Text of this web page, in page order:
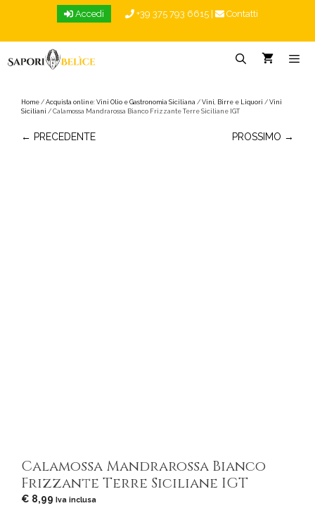
Accedi +39 375 793 6615 Contatti
Home / Acquista online: Vini Olio e Gastronomia Siciliana / Vini, Birre e Liquori / Vini
Siciliani / Calamossa Mandrarossa Bianco Frizzante Terre Siciliane IGT
← PRECEDENTE PROSSIMO →
Calamossa Mandrarossa Bianco
Frizzante Terre Siciliane IGT
€ 8,99 Iva inclusa